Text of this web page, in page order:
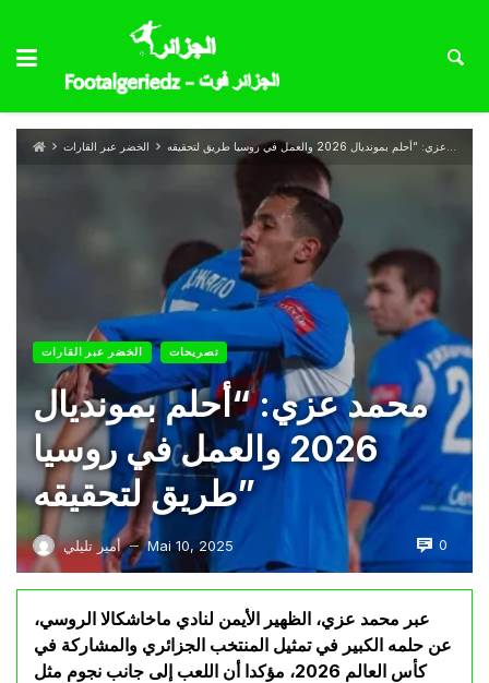
الخضر عبر القارات
الخضر عبر القارات تصريحات
محمد عزي: “أحلم بمونديال
2026 والعمل في روسيا
طريق لتحقيقه”
أمير تليلي — Mai 10, 2025 0
عبر محمد عزي، الظهير الأيمن لنادي ماخاشكالا الروسي،
عن حلمه الكبير في تمثيل المنتخب الجزائري والمشاركة في
كأس العالم 2026، مؤكدا أن اللعب إلى جانب نجوم مثل